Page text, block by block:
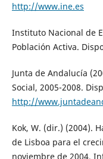
http://www.ine.es
Instituto Nacional de
Población Activa.
Junta de Andalucía
Social, 2005-2008.
http://
Kok, W. (dir.) (2004).
de Lisboa para el
noviembre de 2004,